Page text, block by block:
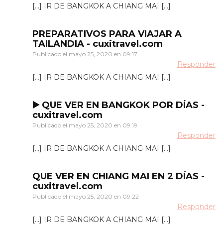
[…] IR DE BANGKOK A CHIANG MAI […]
PREPARATIVOS PARA VIAJAR A
TAILANDIA - cuxitravel.com
Publicado el mayo 25, 2020 en 09:17
Responder
[…] IR DE BANGKOK A CHIANG MAI […]
▶️ QUE VER EN BANGKOK POR DÍAS -
cuxitravel.com
Publicado el mayo 25, 2020 en 09:19
Responder
[…] IR DE BANGKOK A CHIANG MAI […]
QUE VER EN CHIANG MAI EN 2 DÍAS -
cuxitravel.com
Publicado el mayo 25, 2020 en 09:22
Responder
[…] IR DE BANGKOK A CHIANG MAI […]